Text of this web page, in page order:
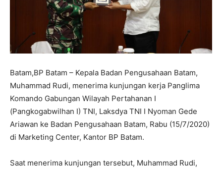
Batam,BP Batam – Kepala Badan Pengusahaan Batam,
Muhammad Rudi, menerima kunjungan kerja Panglima
Komando Gabungan Wilayah Pertahanan I
(Pangkogabwilhan I) TNI, Laksdya TNI I Nyoman Gede
Ariawan ke Badan Pengusahaan Batam, Rabu (15/7/2020)
di Marketing Center, Kantor BP Batam.
Saat menerima kunjungan tersebut, Muhammad Rudi,